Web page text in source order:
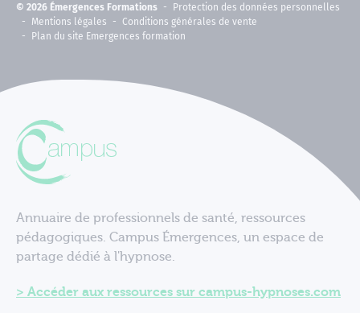
© 2026 Émergences Formations
Protection des données personnelles
Mentions légales
Conditions générales de vente
Plan du site Emergences formation
Annuaire de professionnels de santé, ressources
pédagogiques. Campus Émergences, un espace de
partage dédié à l'hypnose.
Accéder aux ressources sur campus-hypnoses.com